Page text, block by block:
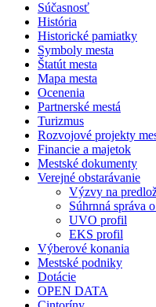
Súčasnosť
História
Historické pamiatky
Symboly mesta
Štatút mesta
Mapa mesta
Ocenenia
Partnerské mestá
Turizmus
Rozvojové projekty
Financie a majetok
Mestské dokumenty
Verejné obstarávanie
Výzvy na
Súhrnná správa
UVO profil
EKS profil
Výberové konania
Mestské podniky
Dotácie
OPEN DATA